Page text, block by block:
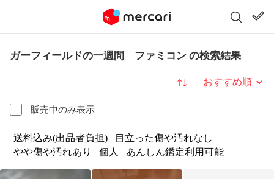
ガーフィールドの一週間 ファミコン の検索結果
販売中のみ表示
並び替え
送料込み(出品者負担)
目立った傷や汚れなし
やや傷や汚れあり
個人 あんしん鑑定利用可能